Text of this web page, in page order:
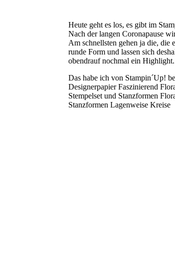
Heute geht es los, es gibt im
Nach der langen Coronapause
Am schnellsten gehen ja die, die
runde Form und lassen sich
obendrauf nochmal ein
Das habe ich von Stampin´Up!
Designerpapier Faszinierend
Stempelset und Stanzformen
Stanzformen Lagenweise Kreise